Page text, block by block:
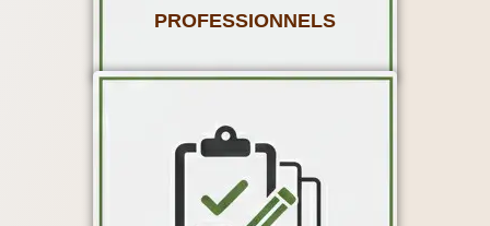
PROFESSIONNELS